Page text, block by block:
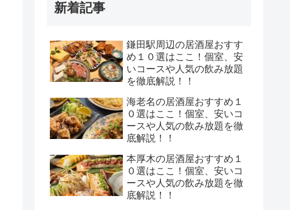
新着記事
鎌田駅周辺の居酒屋おすす
め１０選はここ！個室、安
いコースや人気の飲み放題
を徹底解説！！
海老名の居酒屋おすすめ１
０選はここ！個室、安いコ
ースや人気の飲み放題を徹
底解説！！
本厚木の居酒屋おすすめ１
０選はここ！個室、安いコ
ースや人気の飲み放題を徹
底解説！！